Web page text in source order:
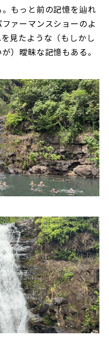
もっと前の記憶を辿れ
ァーマンスショーのよ
見たような（もしかし
）曖昧な記憶もある。